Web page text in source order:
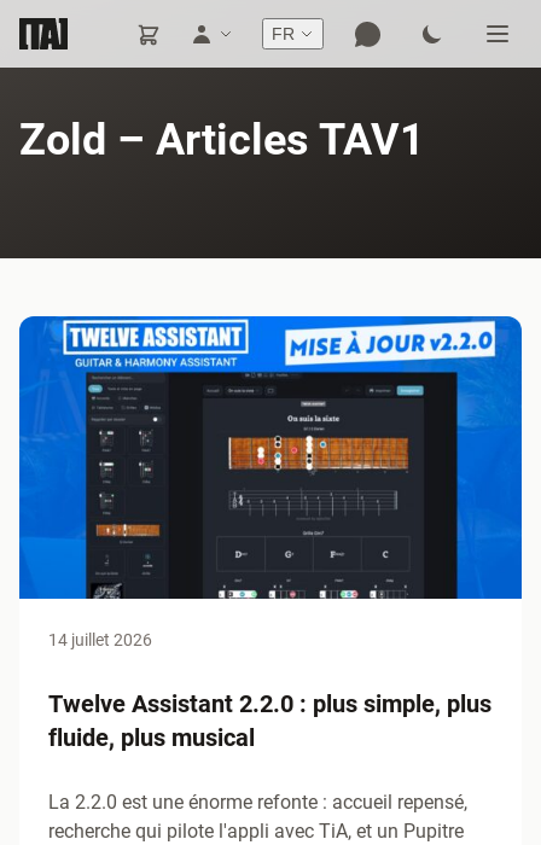
FR
Zold – Articles TAV1
14 juillet 2026
Twelve Assistant 2.2.0 : plus simple, plus
fluide, plus musical
La 2.2.0 est une énorme refonte : accueil repensé,
recherche qui pilote l'appli avec TiA, et un Pupitre